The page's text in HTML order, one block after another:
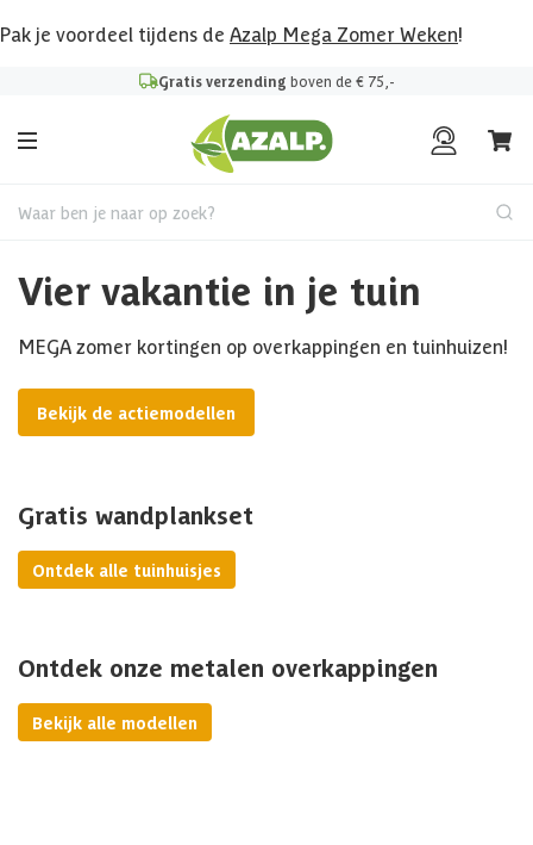
Pak je voordeel tijdens de Azalp Mega Zomer Weken!
Gratis verzending boven de € 75,-
Waar ben je naar op zoek?
Vier vakantie in je tuin
MEGA zomer kortingen op overkappingen en tuinhuizen!
Bekijk de actiemodellen
Gratis wandplankset
Ontdek alle tuinhuisjes
Ontdek onze metalen overkappingen
Bekijk alle modellen